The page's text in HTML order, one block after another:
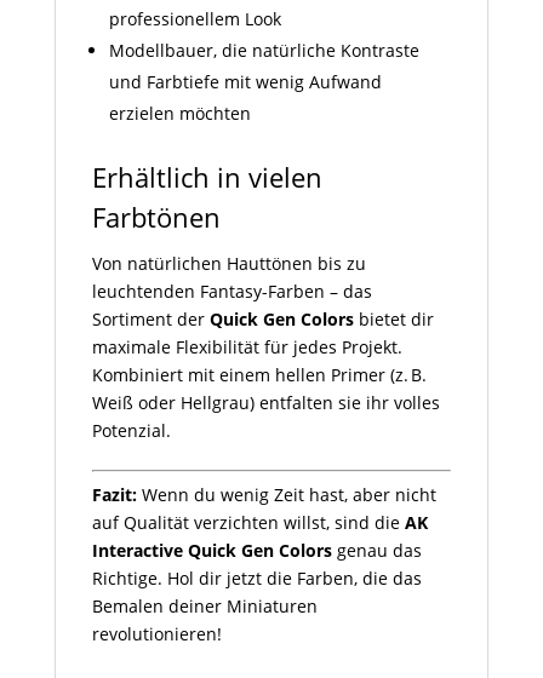
professionellem Look
Modellbauer, die natürliche Kontraste
und Farbtiefe mit wenig Aufwand
erzielen möchten
Erhältlich in vielen
Farbtönen
Von natürlichen Hauttönen bis zu
leuchtenden Fantasy-Farben – das
Sortiment der Quick Gen Colorsbietet dir
maximale Flexibilität für jedes Projekt.
Kombiniert mit einem hellen Primer (z. B.
Weiß oder Hellgrau) entfalten sie ihr volles
Potenzial.
Fazit:Wenn du wenig Zeit hast, aber nicht
auf Qualität verzichten willst, sind die AK
Interactive Quick Gen Colorsgenau das
Richtige. Hol dir jetzt die Farben, die das
Bemalen deiner Miniaturen
revolutionieren!